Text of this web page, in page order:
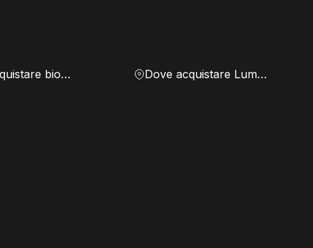
Dove acquistare biomassa Dove acquistare Lumen